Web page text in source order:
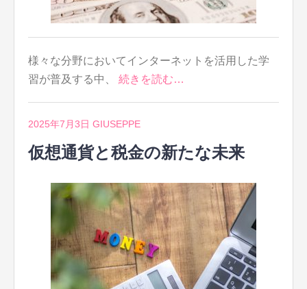
様々な分野においてインターネットを活用した学
習が普及する中、 続きを読む…
2025年7月3日 GIUSEPPE
仮想通貨と税金の新たな未来